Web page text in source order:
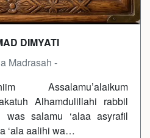
DIMYATI
Madrasah -
Assalamu’alaikum
Alhamdulillahi rabbil
was salamu ‘alaa asyrafil
‘ala aalihi wa…